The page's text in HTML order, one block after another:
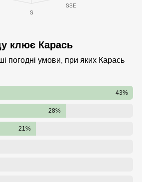
клює Карась
погодні умови, при яких Карась
43%
28%
21%